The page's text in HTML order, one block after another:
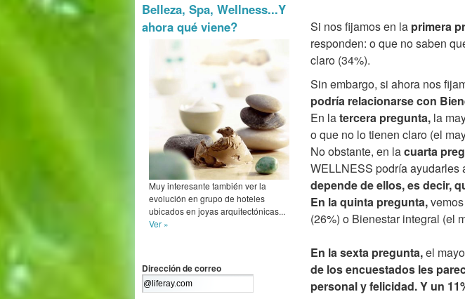
Belleza, Spa, Wellness...Y
ahora qué viene?
Muy interesante también ver la
evolución en grupo de hoteles
ubicados en joyas arquitectónicas...
Ver »
Dirección de correo
Si nos fijamos en la primera
responden: o que no saben
claro (34%).
Sin embargo, si ahora nos
podría relacionarse con
En latercera pregunta, la
o que no lo tienen claro (el
No obstante, en lacuarta
WELLNESS podría ayudarles
depende de ellos, es decir,
En la quinta pregunta,
(26%) o Bienestar integral (el
En la sexta pregunta,el
de los encuestados les
personal y felicidad. Y un